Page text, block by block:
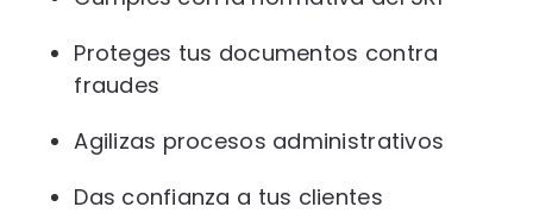
Proteges tus documentos contra
fraudes
Agilizas procesos administrativos
Das confianza a tus clientes